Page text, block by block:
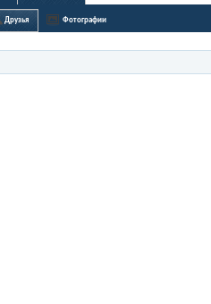
Друзья Фотографии